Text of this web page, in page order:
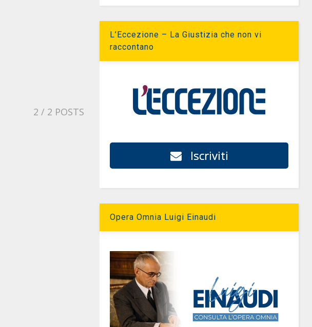
2 / 2 POSTS
L’Eccezione – La Giustizia che non vi
raccontano
Iscriviti
Opera Omnia Luigi Einaudi